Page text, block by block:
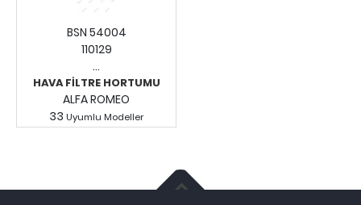
BSN 54004
110129
...
HAVA FİLTRE HORTUMU
ALFA ROMEO
33 Uyumlu Modeller